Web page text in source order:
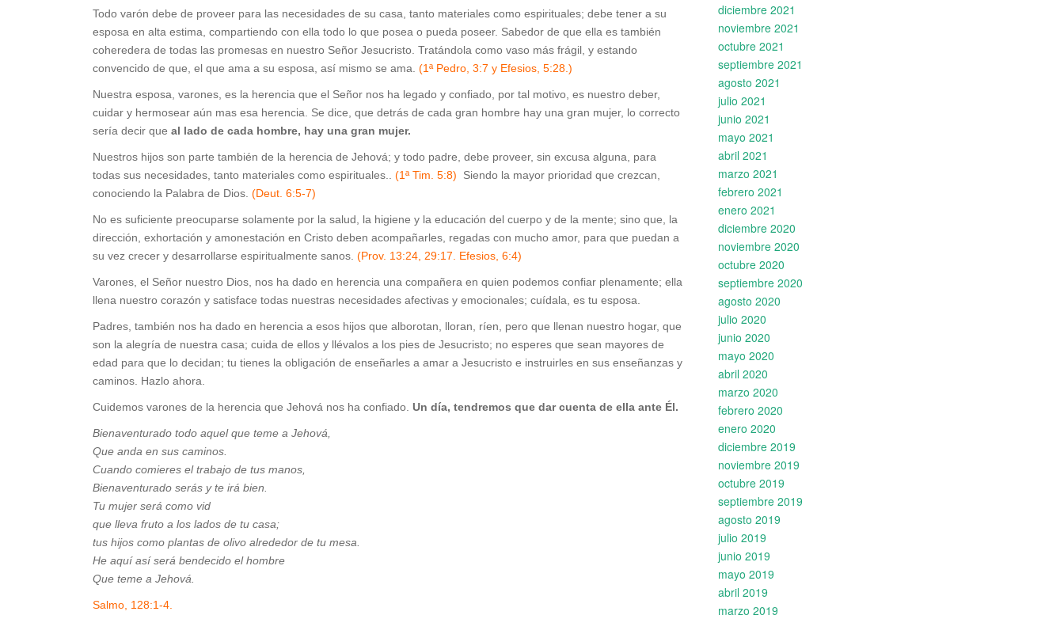
Todo varón debe de proveer para las necesidades de su casa, tanto materiales como espirituales; debe tener a su
esposa en alta estima, compartiendo con ella todo lo que posea o pueda poseer. Sabedor de que ella es también
coheredera de todas las promesas en nuestro Señor Jesucristo. Tratándola como vaso más frágil, y estando
convencido de que, el que ama a su esposa, así mismo se ama. (1ª Pedro, 3:7 y Efesios, 5:28.)
Nuestra esposa, varones, es la herencia que el Señor nos ha legado y confiado, por tal motivo, es nuestro deber,
cuidar y hermosear aún mas esa herencia. Se dice, que detrás de cada gran hombre hay una gran mujer, lo correcto
sería decir que al lado de cada hombre, hay una gran mujer.
Nuestros hijos son parte también de la herencia de Jehová; y todo padre, debe proveer, sin excusa alguna, para
todas sus necesidades, tanto materiales como espirituales.. (1ª Tim. 5:8)
Siendo la mayor prioridad que crezcan,
conociendo la Palabra de Dios. (Deut. 6:5-7)
No es suficiente preocuparse solamente por la salud, la higiene y la educación del cuerpo y de la mente; sino que, la
dirección, exhortación y amonestación en Cristo deben acompañarles, regadas con mucho amor, para que puedan a
su vez crecer y desarrollarse espiritualmente sanos. (Prov. 13:24, 29:17. Efesios, 6:4)
Varones, el Señor nuestro Dios, nos ha dado en herencia una compañera en quien podemos confiar plenamente; ella
llena nuestro corazón y satisface todas nuestras necesidades afectivas y emocionales; cuídala, es tu esposa.
Padres, también nos ha dado en herencia a esos hijos que alborotan, lloran, ríen, pero que llenan nuestro hogar, que
son la alegría de nuestra casa; cuida de ellos y llévalos a los pies de Jesucristo; no esperes que sean mayores de
edad para que lo decidan; tu tienes la obligación de enseñarles a amar a Jesucristo e instruirles en sus enseñanzas y
caminos. Hazlo ahora.
Cuidemos varones de la herencia que Jehová nos ha confiado. Un día, tendremos que dar cuenta de ella ante Él.
Bienaventurado todo aquel que teme a Jehová,
Que anda en sus caminos.
Cuando comieres el trabajo de tus manos,
Bienaventurado serás y te irá bien.
Tu mujer será como vid
que lleva fruto a los lados de tu casa;
tus hijos como plantas de olivo alrededor de tu mesa.
He aquí así será bendecido el hombre
Que teme a Jehová.
Salmo, 128:1-4.
diciembre 2021
noviembre 2021
octubre 2021
septiembre 2021
agosto 2021
julio 2021
junio 2021
mayo 2021
abril 2021
marzo 2021
febrero 2021
enero 2021
diciembre 2020
noviembre 2020
octubre 2020
septiembre 2020
agosto 2020
julio 2020
junio 2020
mayo 2020
abril 2020
marzo 2020
febrero 2020
enero 2020
diciembre 2019
noviembre 2019
octubre 2019
septiembre 2019
agosto 2019
julio 2019
junio 2019
mayo 2019
abril 2019
marzo 2019